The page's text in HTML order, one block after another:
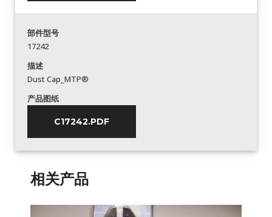
部件型号
17242
描述
Dust Cap_MTP®
产品图纸
C17242.PDF
相关产品